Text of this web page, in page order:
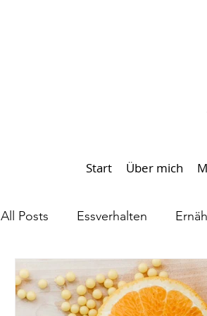
Start Über mich
All Posts Essverhalten
Frauengesundheit